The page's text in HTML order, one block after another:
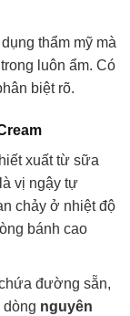
thẩm mỹ mà
luôn ẩm. Có
biệt rõ.
xuất từ sữa
vị ngậy tự
chảy ở nhiệt độ
bánh cao
đường sẵn,
dòng nguyên